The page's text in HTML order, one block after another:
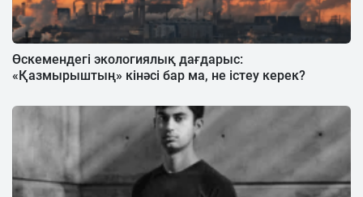
Өскемендегі экологиялық дағдарыс:
«Қазмырыштың» кінәсі бар ма, не істеу керек?